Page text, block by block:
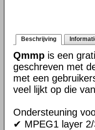
Beschrijving
Qmmp is een
geschreven met
met een
veel lijkt op die
Ondersteuning
✔ MPEG1 layer